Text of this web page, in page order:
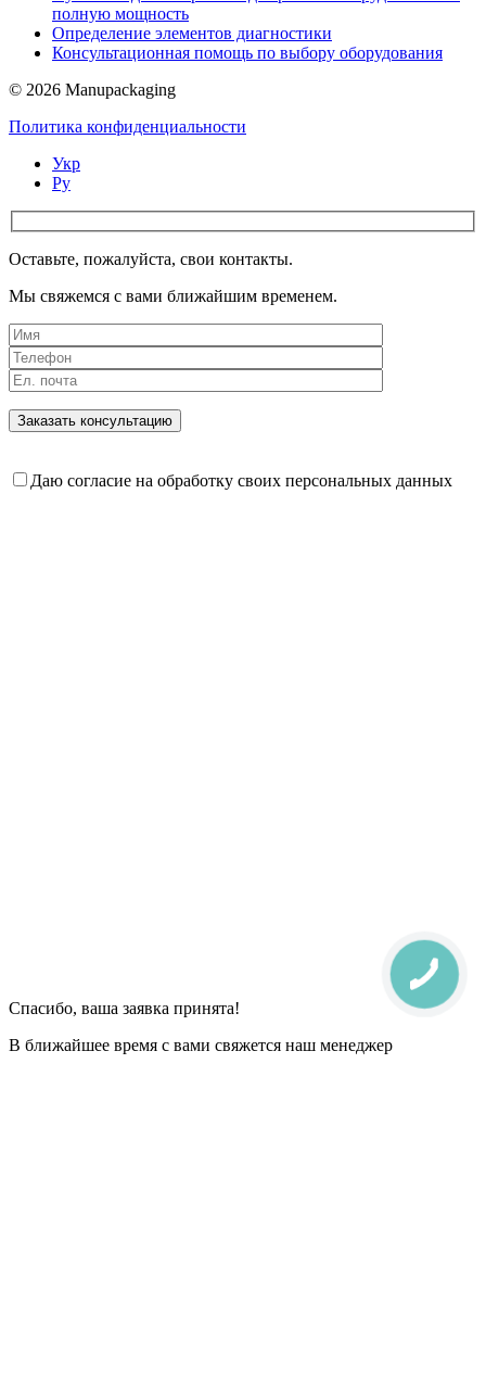
полную мощность
Определение элементов диагностики
Консультационная помощь по выбору оборудования
© 2026 Manupackaging
Политика конфиденциальности
Укр
Ру
Оставьте, пожалуйста, свои контакты.
Мы свяжемся с вами ближайшим временем.
Даю согласие на обработку своих персональных данных
Спасибо, ваша заявка принята!
В ближайшее время с вами свяжется наш менеджер